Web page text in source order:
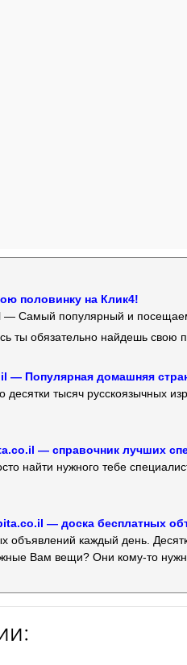
половинку на Клик4!
— Самый популярный и
ты обязательно найдешь свою
— Популярная домашняя
десятки тысяч русскоязычных
— справочник лучших
найти нужного тебе
— доска бесплатных
объявлений каждый день.
Вам вещи? Они кому-то